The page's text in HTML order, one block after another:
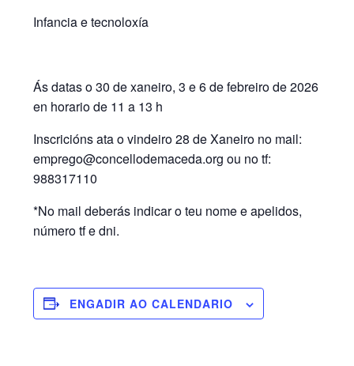
Infancia e tecnoloxía
Ás datas o 30 de xaneiro, 3 e 6 de febreiro de 2026
en horario de 11 a 13 h
Inscricións ata o vindeiro 28 de Xaneiro no mail:
emprego@concellodemaceda.org ou no tf:
988317110
*No mail deberás indicar o teu nome e apelidos,
número tf e dni.
ENGADIR AO CALENDARIO